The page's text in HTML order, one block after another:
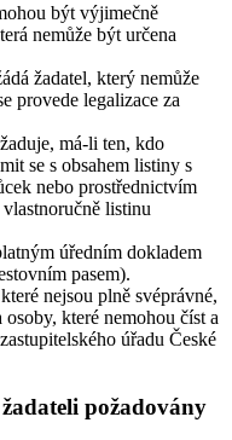
být výjimečně
nemůže být určena
žadatel, který nemůže
provede legalizace za
má-li ten, kdo
se s obsahem listiny s
nebo prostřednictvím
listinu
úředním dokladem
pasem).
nejsou plně svéprávné,
které nemohou číst a
úřadu České
požadovány